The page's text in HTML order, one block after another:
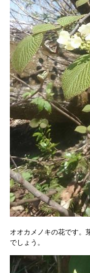
オオカメノキの花です。
でしょう。